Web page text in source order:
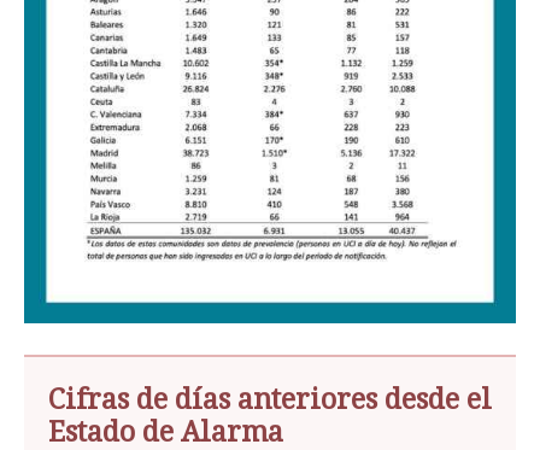
Cifras de días anteriores desde el
Estado de Alarma